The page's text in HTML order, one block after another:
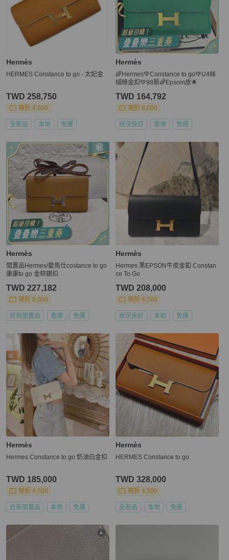
Hermès
HERMES Constance to go - 太妃金
TWD 258,750
現折 4,500
全新品 本地 免運
Hermès
🌈Hermes💚Constance to go💚U4絲
絨綠金扣💚98新🌈Epsom皮🌟
TWD 164,792
現折 8,000
狀況良好 香港 免運
Hermès
閒置品Hermes/愛馬仕costance to go
康康to go 金棕銀扣
TWD 227,182
現折 8,000
近新閒置品 香港 免運
Hermès
Hermes 黑EPSON牛皮金釦 Constan
ce To Go
TWD 208,000
現折 4,500
狀況良好 本地 免運
Hermès
Hermes Constance to go 奶油白金扣
TWD 185,000
現折 4,500
近新閒置品 本地 免運
Hermès
HERMES Constance to go
TWD 328,000
現折 4,500
全新品 本地 免運